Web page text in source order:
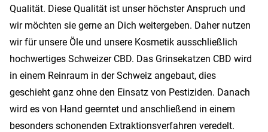
Qualität. Diese Qualität ist unser höchster Anspruch und
wir möchten sie gerne an Dich weitergeben. Daher nutzen
wir für unsere Öle und unsere Kosmetik ausschließlich
hochwertiges Schweizer CBD. Das Grinsekatzen CBD wird
in einem Reinraum in der Schweiz angebaut, dies
geschieht ganz ohne den Einsatz von Pestiziden. Danach
wird es von Hand geerntet und anschließend in einem
besonders schonenden Extraktionsverfahren veredelt.